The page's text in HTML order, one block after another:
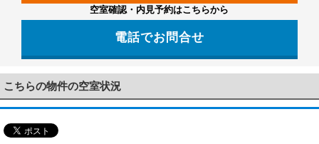
空室確認・内見予約はこちらから
電話でお問合せ
03-5956-4004
こちらの物件の空室状況